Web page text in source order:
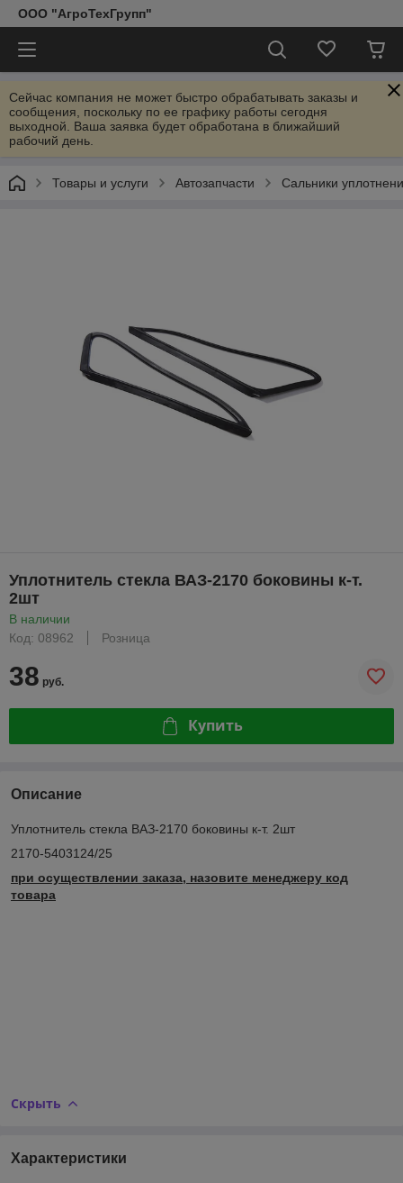
ООО "АгроТехГрупп"
Сейчас компания не может быстро обрабатывать заказы и
сообщения, поскольку по ее графику работы сегодня
выходной. Ваша заявка будет обработана в ближайший
рабочий день.
Товары и услуги Автозапчасти Сальники
Уплотнитель стекла ВАЗ-2170 боковины к-т.
2шт
В наличии
Код: 08962
Розница
38 руб.
Купить
Описание
Уплотнитель стекла ВАЗ-2170 боковины к-т. 2шт
2170-5403124/25
при осуществлении заказа, назовите менеджеру код
товара
Скрыть
Характеристики